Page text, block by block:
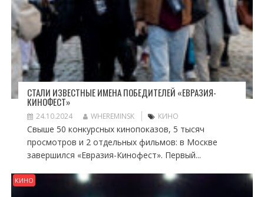
СТАЛИ ИЗВЕСТНЫЕ ИМЕНА ПОБЕДИТЕЛЕЙ «ЕВРАЗИЯ-
КИНОФЕСТ»
24.10.2024 WHEREMINSK КИНО
Свыше 50 конкурсных кинопоказов, 5 тысяч
просмотров и 2 отдельных фильмов: в Москве
завершился «Евразия-Кинофест». Первый...
КИНО